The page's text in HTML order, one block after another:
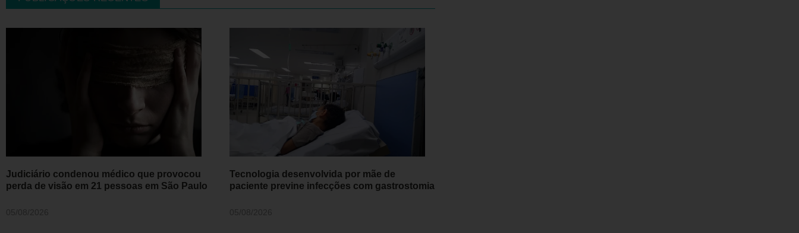
Judiciário condenou médico que provocou
perda de visão em 21 pessoas em São Paulo
Tecnologia desenvolvida por mãe de
paciente previne infecções com gastrostomia